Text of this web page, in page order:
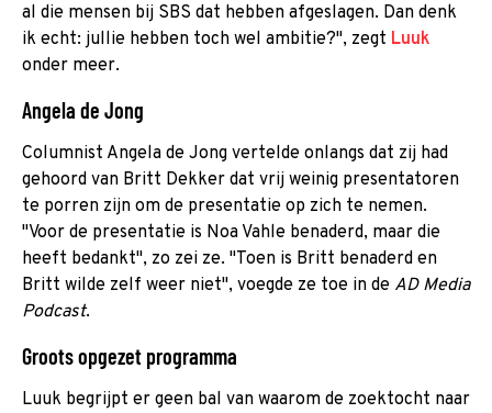
al die mensen bij SBS dat hebben afgeslagen. Dan denk
ik echt: jullie hebben toch wel ambitie?", zegt Luuk
onder meer.
Angela de Jong
Columnist Angela de Jong vertelde onlangs dat zij had
gehoord van Britt Dekker dat vrij weinig presentatoren
te porren zijn om de presentatie op zich te nemen.
"Voor de presentatie is Noa Vahle benaderd, maar die
heeft bedankt", zo zei ze. "Toen is Britt benaderd en
Britt wilde zelf weer niet", voegde ze toe in de AD Media
Podcast.
Groots opgezet programma
Luuk begrijpt er geen bal van waarom de zoektocht naar